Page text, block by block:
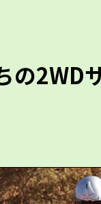
の2WD